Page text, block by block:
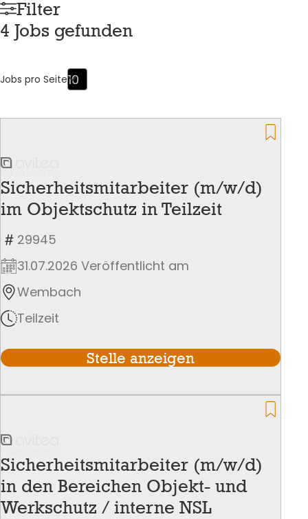
Filter
4 Jobs gefunden
Jobs pro Seite
Sicherheitsmitarbeiter (m/w/d)
im Objektschutz in Teilzeit
29945
31.07.2026 Veröffentlicht am
Wembach
Teilzeit
Stelle anzeigen
Sicherheitsmitarbeiter (m/w/d)
in den Bereichen Objekt- und
Werkschutz / interne NSL